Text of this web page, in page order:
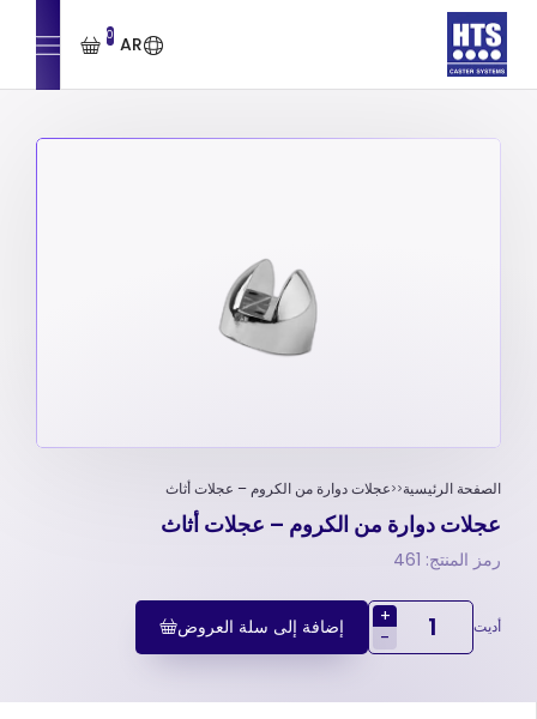
AR
0
الصفحة الرئيسية عجلات دوارة من الكروم – عجلات أثاث
عجلات دوارة من الكروم – عجلات أثاث
رمز المنتج: 461
أديت
+
-
إضافة إلى سلة العروض